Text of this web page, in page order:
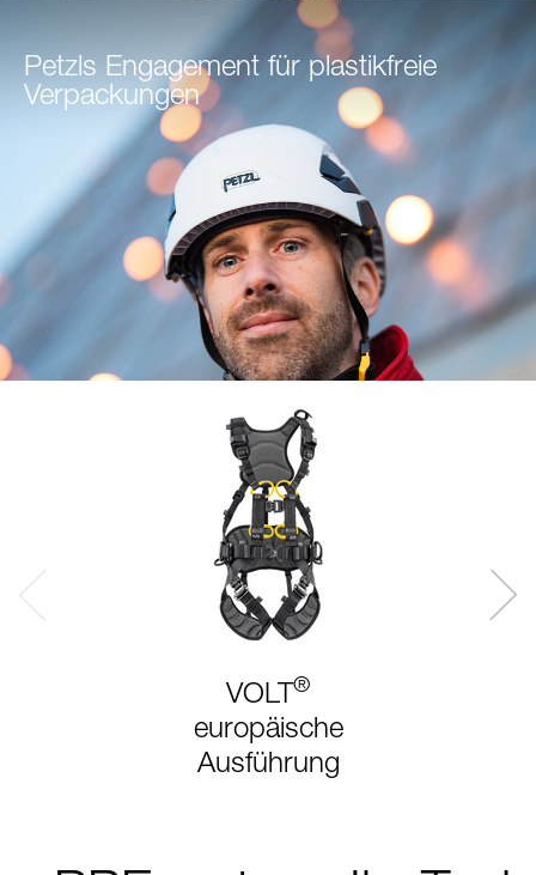
Petzls Engagement für plastikfreie
Verpackungen
VOLT ®
europäische
Ausführung